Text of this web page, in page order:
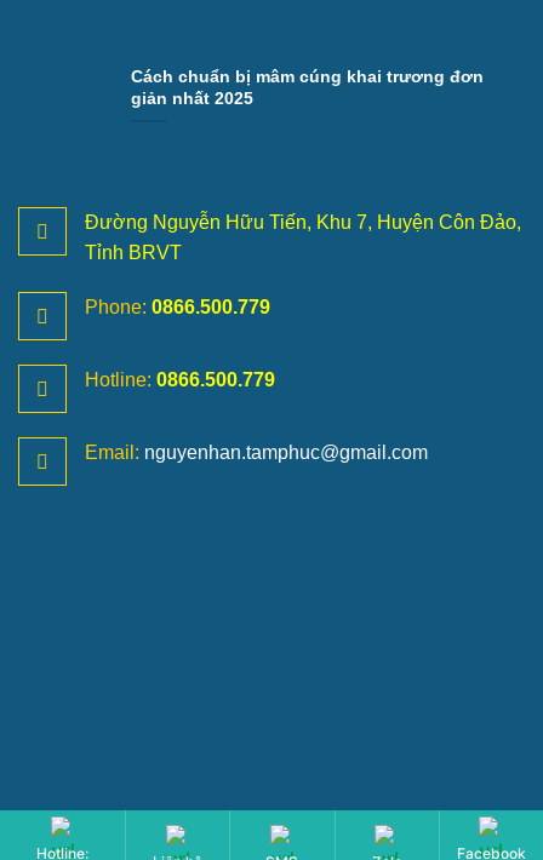
Cách chuẩn bị mâm cúng khai trương đơn
giản nhất 2025
Đường Nguyễn Hữu Tiến, Khu 7, Huyện Côn Đảo,
Tỉnh BRVT
Phone: 0866.500.779
Hotline: 0866.500.779
Email: nguyenhan.tamphuc@gmail.com
Hotline: Facebook